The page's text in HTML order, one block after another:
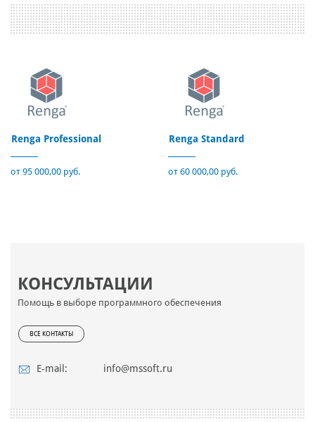
КОНСУЛЬТАЦИИ
Помощь в выборе программного обеспечения
ВСЕ КОНТАКТЫ
E-mail: info@mssoft.ru
Renga Professional
от 95 000,00 руб.
Renga Standard
от 60 000,00 руб.